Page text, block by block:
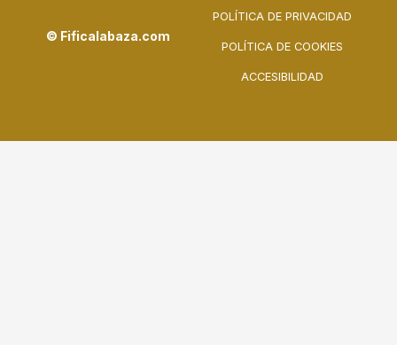
© Fificalabaza.com
POLÍTICA DE PRIVACIDAD
POLÍTICA DE COOKIES
ACCESIBILIDAD